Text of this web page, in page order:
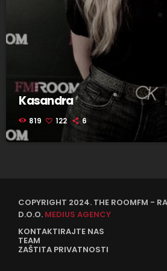
Kasandra
819 122 6
COPYRIGHT 2024. THE ROOMFM -
D.O.O. MEDIUS AGENCY
KONTAKTIRAJTE NAS
TEAM
ZAŠTITA PRIVATNOSTI